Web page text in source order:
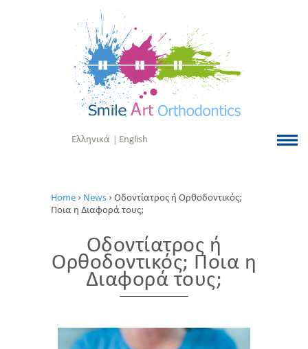
Ελληνικά English
Home News
Οδοντίατρος ή Ορθοδοντικός;
Ποια η Διαφορά τους;
Οδοντίατρος ή
Ορθοδοντικός; Ποια η
Διαφορά τους;